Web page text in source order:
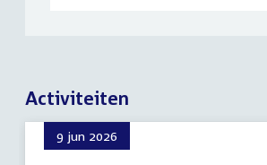
Activiteiten
9 jun 2026